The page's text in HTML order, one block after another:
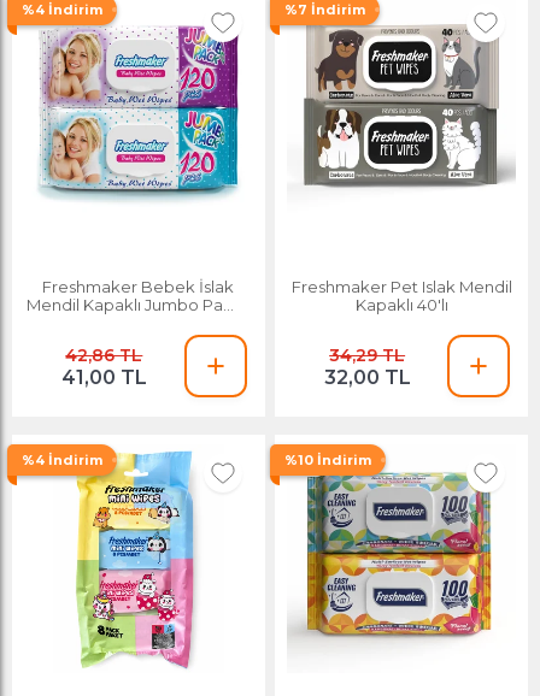
%4 İndirim
Freshmaker Bebek İslak
Mendil Kapaklı Jumbo Paket
42,86 TL
41,00 TL
%7 İndirim
Freshmaker Pet Islak Mendil
Kapaklı 40'lı
34,29 TL
32,00 TL
%4 İndirim %10 İndirim